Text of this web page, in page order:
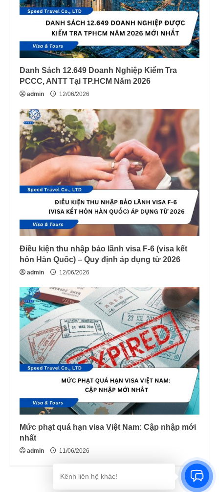
Danh Sách 12.649 Doanh Nghiệp Kiểm Tra
PCCC, ANTT Tại TP.HCM Năm 2026
admin 12/06/2026
Điều kiện thu nhập bảo lãnh visa F-6 (visa kết
hôn Hàn Quốc) – Quy định áp dụng từ 2026
admin 12/06/2026
Mức phạt quá hạn visa Việt Nam: Cập nhập mới
nhất
admin 11/06/2026
Kênh liên hệ khác!